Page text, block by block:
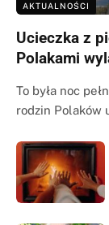
AKTUALNOŚCI
Ucieczka z
Polakami
To była noc
rodzin Polaków